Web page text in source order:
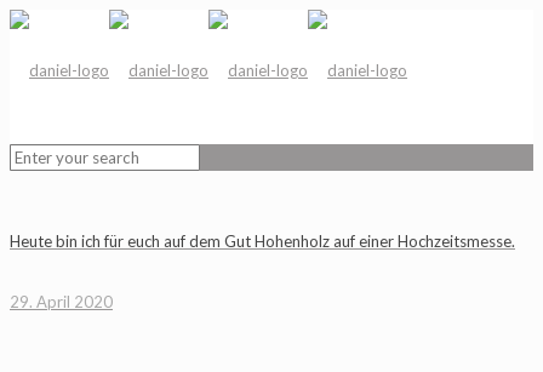
Heute bin ich für euch auf dem Gut Hohenholz auf einer Hochzeitsmesse.
29. April 2020